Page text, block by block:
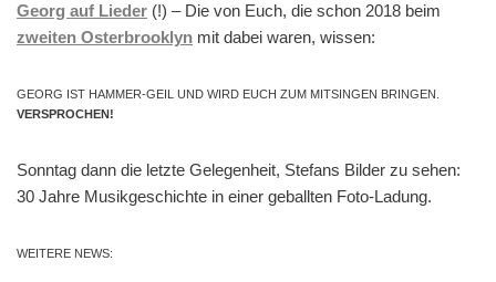
Georg auf Lieder (!) – Die von Euch, die schon 2018 beim
zweiten Osterbrooklyn mit dabei waren, wissen:
GEORG IST HAMMER-GEIL UND WIRD EUCH ZUM MITSINGEN BRINGEN.
VERSPROCHEN!
Sonntag dann die letzte Gelegenheit, Stefans Bilder zu sehen:
30 Jahre Musikgeschichte in einer geballten Foto-Ladung.
WEITERE NEWS: